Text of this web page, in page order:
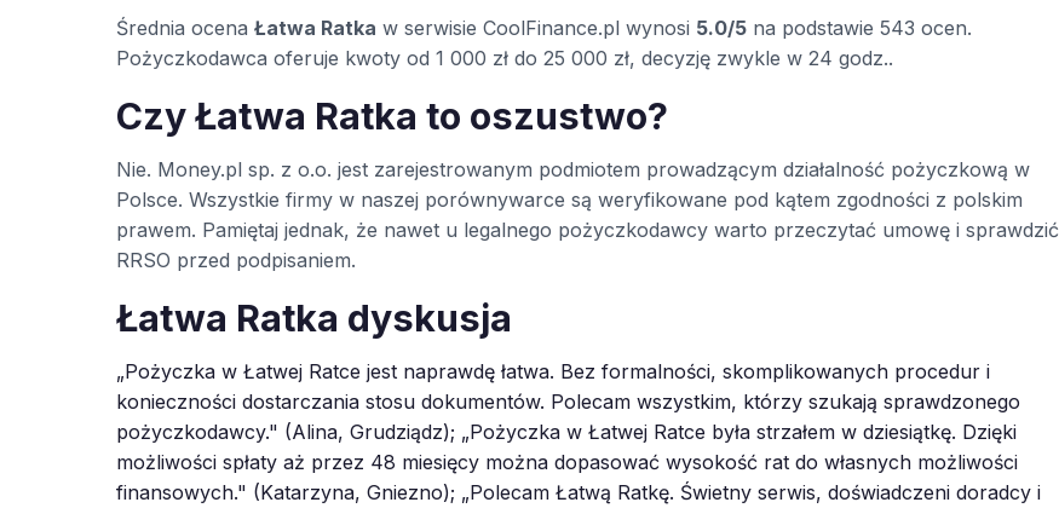
Średnia ocena Łatwa Ratka w serwisie CoolFinance.pl wynosi 5.0/5 na podstawie 543 ocen.
Pożyczkodawca oferuje kwoty od 1 000 zł do 25 000 zł, decyzję zwykle w 24 godz..
Czy Łatwa Ratka to oszustwo?
Nie. Money.pl sp. z o.o. jest zarejestrowanym podmiotem prowadzącym działalność pożyczkową w
Polsce. Wszystkie firmy w naszej porównywarce są weryfikowane pod kątem zgodności z polskim
prawem. Pamiętaj jednak, że nawet u legalnego pożyczkodawcy warto przeczytać umowę i sprawdzić
RRSO przed podpisaniem.
Łatwa Ratka dyskusja
„Pożyczka w Łatwej Ratce jest naprawdę łatwa. Bez formalności, skomplikowanych procedur i
konieczności dostarczania stosu dokumentów. Polecam wszystkim, którzy szukają sprawdzonego
pożyczkodawcy." (Alina, Grudziądz); „Pożyczka w Łatwej Ratce była strzałem w dziesiątkę. Dzięki
możliwości spłaty aż przez 48 miesięcy można dopasować wysokość rat do własnych możliwości
finansowych." (Katarzyna, Gniezno); „Polecam Łatwą Ratkę. Świetny serwis, doświadczeni doradcy i